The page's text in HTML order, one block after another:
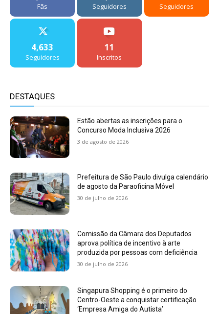
Fãs Seguidores Seguidores
4,633
Seguidores
11
Inscritos
DESTAQUES
Estão abertas as inscrições para o
Concurso Moda Inclusiva 2026
3 de agosto de 2026
Prefeitura de São Paulo divulga calendário
de agosto da Paraoficina Móvel
30 de julho de 2026
Comissão da Câmara dos Deputados
aprova política de incentivo à arte
produzida por pessoas com deficiência
30 de julho de 2026
Singapura Shopping é o primeiro do
Centro-Oeste a conquistar certificação
‘Empresa Amiga do Autista’